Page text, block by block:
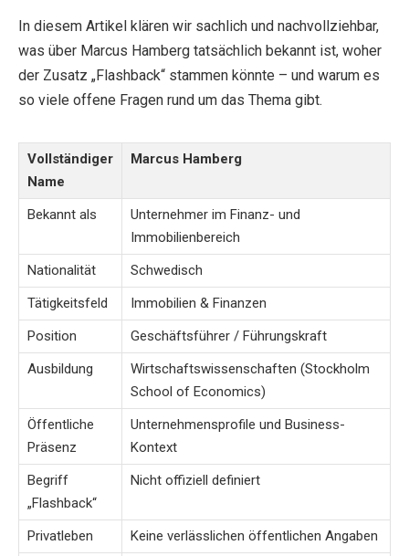
In diesem Artikel klären wir sachlich und nachvollziehbar,
was über Marcus Hamberg tatsächlich bekannt ist, woher
der Zusatz „Flashback“ stammen könnte – und warum es
so viele offene Fragen rund um das Thema gibt.
Vollständiger
Name
Marcus Hamberg
Bekannt als
Unternehmer im Finanz- und
Immobilienbereich
Nationalität
Schwedisch
Tätigkeitsfeld
Immobilien & Finanzen
Position
Geschäftsführer / Führungskraft
Ausbildung
Wirtschaftswissenschaften (Stockholm
School of Economics)
Öffentliche
Präsenz
Unternehmensprofile und Business-
Kontext
Begriff
„Flashback“
Nicht offiziell definiert
Privatleben
Keine verlässlichen öffentlichen Angaben